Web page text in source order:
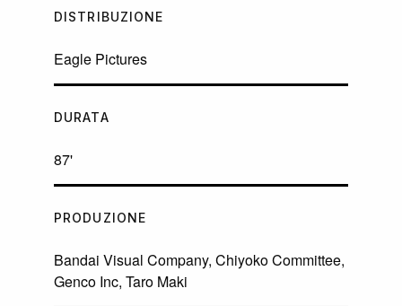
DISTRIBUZIONE
Eagle Pictures
DURATA
87'
PRODUZIONE
Bandai Visual Company, Chiyoko Committee,
Genco Inc, Taro Maki